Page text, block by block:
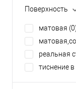
Поверхность
матовая
реальная
тиснение в